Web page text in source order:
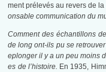
ment prélevés au revers de
onsable communication du
Comment des échantillons
de long ont-ils pu se
eplonger il y a un peu moins
es de l’histoire. En 1935,